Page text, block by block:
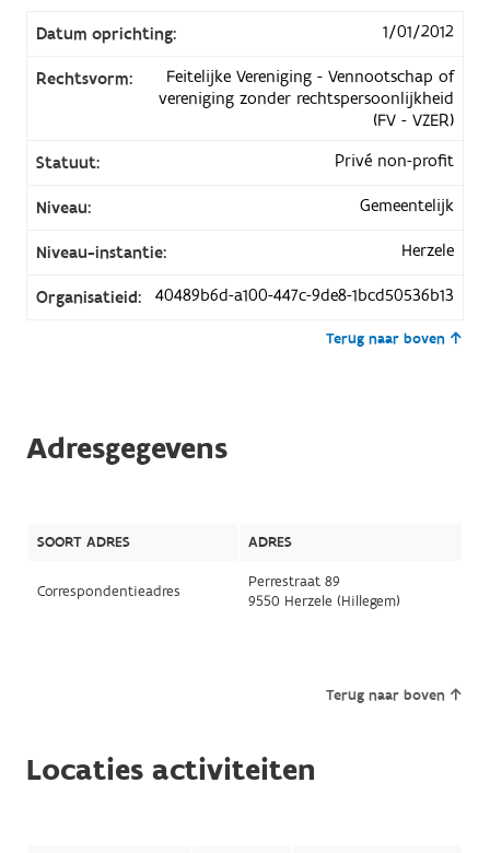
Datum oprichting: 1/01/2012
Rechtsvorm:
Feitelijke Vereniging - Vennootschap of
vereniging zonder rechtspersoonlijkheid
(FV - VZER)
Statuut:
Privé non-profit
Niveau: Gemeentelijk
Niveau-instantie: Herzele
Organisatieid: 40489b6d-a100-447c-9de8-1bcd50536b13
Terug naar boven
Adresgegevens
SOORT ADRES ADRES
Correspondentieadres
Perrestraat 89
9550 Herzele (Hillegem)
Terug naar boven
Locaties activiteiten